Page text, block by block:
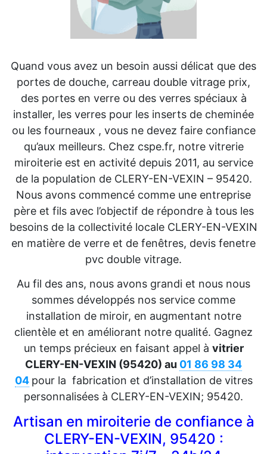
Quand vous avez un besoin aussi délicat que des
portes de douche, carreau double vitrage prix,
des portes en verre ou des verres spéciaux à
installer, les verres pour les inserts de cheminée
ou les fourneaux , vous ne devez faire confiance
qu’aux meilleurs. Chez cspe.fr, notre vitrerie
miroiterie est en activité depuis 2011, au service
de la population de CLERY-EN-VEXIN – 95420.
Nous avons commencé comme une entreprise
père et fils avec l’objectif de répondre à tous les
besoins de la collectivité locale CLERY-EN-VEXIN
en matière de verre et de fenêtres, devis fenetre
pvc double vitrage.
Au fil des ans, nous avons grandi et nous nous
sommes développés nos service comme
installation de miroir, en augmentant notre
clientèle et en améliorant notre qualité. Gagnez
un temps précieux en faisant appel à vitrier
CLERY-EN-VEXIN (95420) au 01 86 98 34
04 pour la fabrication et d’installation de vitres
personnalisées à CLERY-EN-VEXIN; 95420.
Artisan en miroiterie de confiance à
CLERY-EN-VEXIN, 95420 :